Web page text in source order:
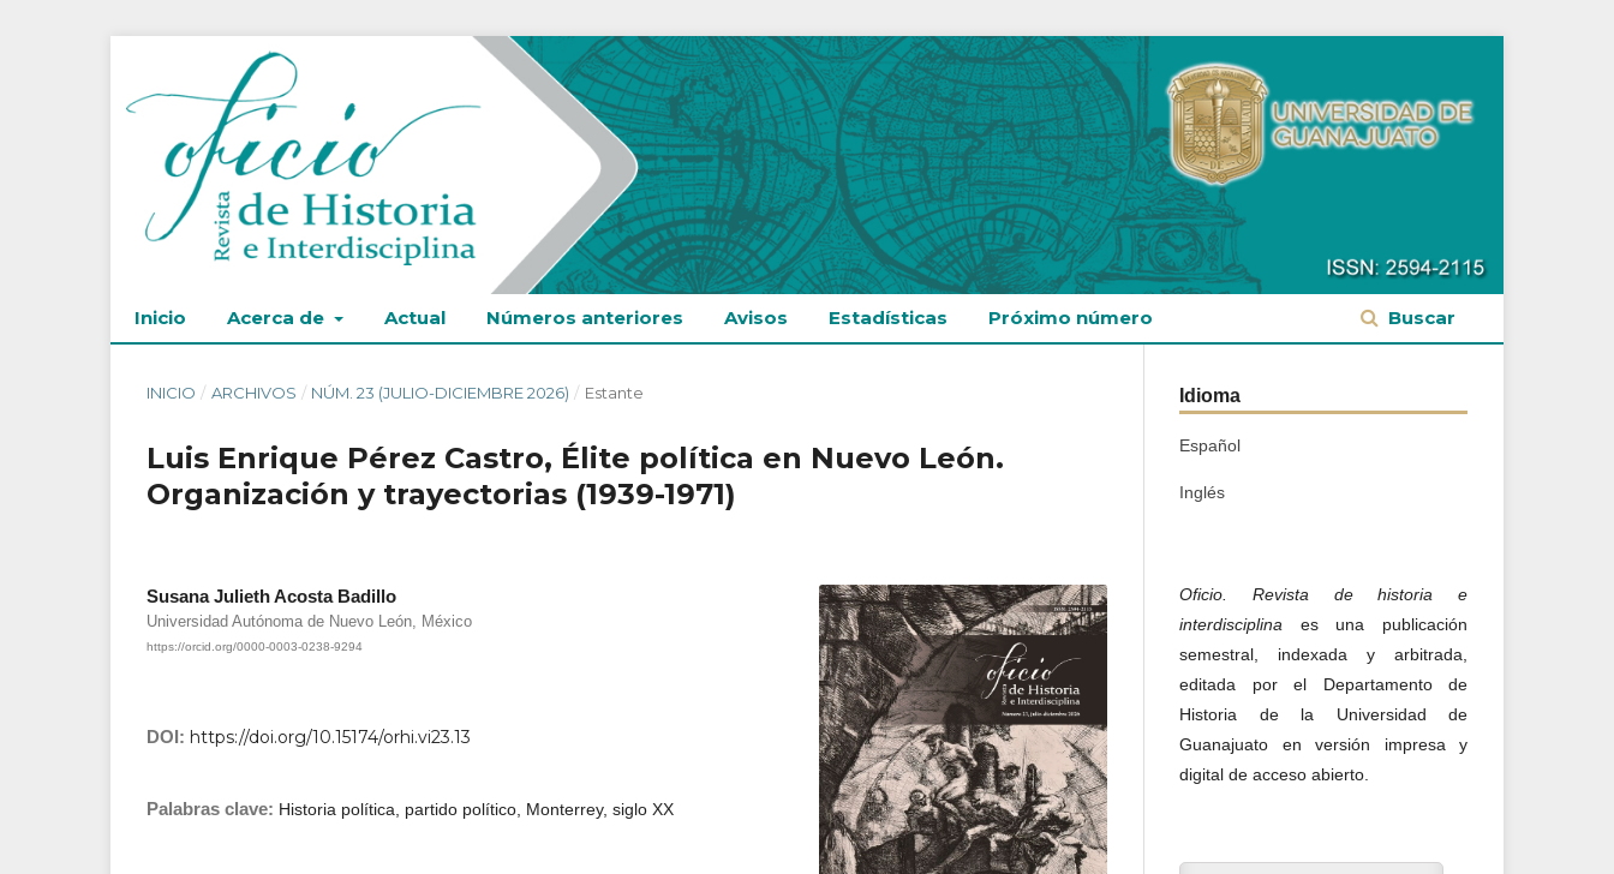
Inicio Acerca de Actual Números anteriores Avisos Estadísticas Próximo número Buscar
INICIO / ARCHIVOS / NÚM. 23 (JULIO-DICIEMBRE 2026) / Estante
Luis Enrique Pérez Castro, Élite política en Nuevo León.
Organización y trayectorias (1939-1971)
Susana Julieth Acosta Badillo
Universidad Autónoma de Nuevo León, México
https://orcid.org/0000-0003-0238-9294
DOI: https://doi.org/10.15174/orhi.vi23.13
Palabras clave: Historia política, partido político, Monterrey, siglo XX
Idioma
Español
Inglés
Oficio. Revista de historia e
interdisciplina es una publicación
semestral, indexada y arbitrada,
editada por el Departamento de
Historia de la Universidad de
Guanajuato en versión impresa y
digital de acceso abierto.